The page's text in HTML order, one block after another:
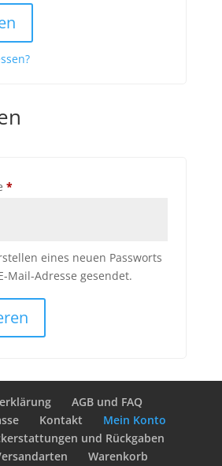
*Erforderlich
eines neuen Passworts
Mail-Adresse gesendet.
AGB und FAQ
Kontakt
Mein Konto
und Rückgaben
Warenkorb